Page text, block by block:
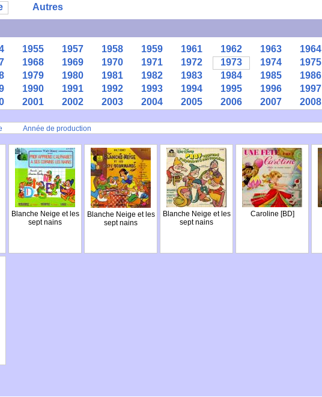
Autres
1955 1957 1958 1959 1961 1962 1963 1964
1968 1969 1970 1971 1972 1973 1974 1975
1979 1980 1981 1982 1983 1984 1985 1986
1990 1991 1992 1993 1994 1995 1996 1997
2001 2002 2003 2004 2005 2006 2007 2008
Année de production
Blanche Neige et les
sept nains
Blanche Neige et les
sept nains
Blanche Neige et les
sept nains
Caroline [BD]